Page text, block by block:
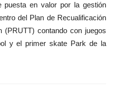
puesta en valor por la gestión
del Plan de Recualificación
(PRUTT) contando con juegos
y el primer skate Park de la